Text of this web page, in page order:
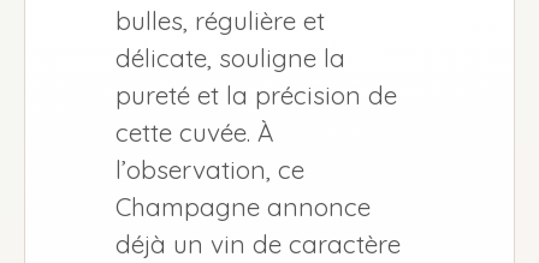
bulles, régulière et
délicate, souligne la
pureté et la précision de
cette cuvée. À
l’observation, ce
Champagne annonce
déjà un vin de caractère